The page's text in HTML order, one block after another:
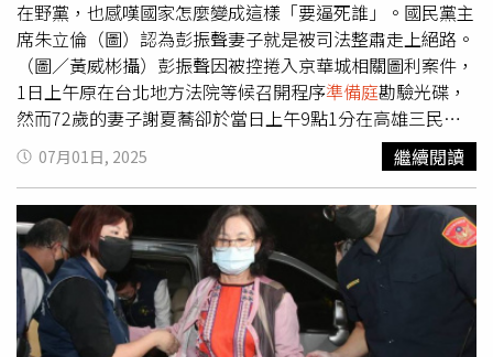
中的獨立空間。※CTWant提醒您：未經有罪判決確定者，
皆應推定為無罪。◎勇敢求救並非弱者，您的痛苦有人願意
傾聽，請撥打1995◎如果您覺得痛苦、似乎沒有出路，您
並不孤單，請撥打1925
在野黨，也感嘆國家怎麼變成這樣「要逼死誰」。國民黨主
席朱立倫（圖）認為彭振聲妻子就是被司法整肅走上絕路。
（圖／黃威彬攝）彭振聲因被控捲入京華城相關圖利案件，
1日上午原在台北地方法院等候召開程序準備庭勘驗光碟，
然而72歲的妻子謝夏蕎卻於當日上午9點1分在高雄三民區
家中頂樓墜樓身亡。據高雄市警局證實，謝女當場四肢骨
折、失去生命跡象，當場死亡，未能送醫。彭振聲在親友轉
述後，得知妻子墜樓身亡的消息而情緒潰堤，當場在法庭外
等候區崩潰痛哭，哽咽喊道：「我太太知道我今天要開庭，
要輕生，我是冤枉的……」場面令人心碎，隨即在法官同意
下未參與準備庭，由律師與法警陪同下離開法院，前往高雄
處理妻子後事。朱立倫對此批評，同樣當日在全台灣北中南
東，執政黨針對在野黨堅壁清野，要把總統賴清德口中稱的
07月01日, 2025 繼續閱讀